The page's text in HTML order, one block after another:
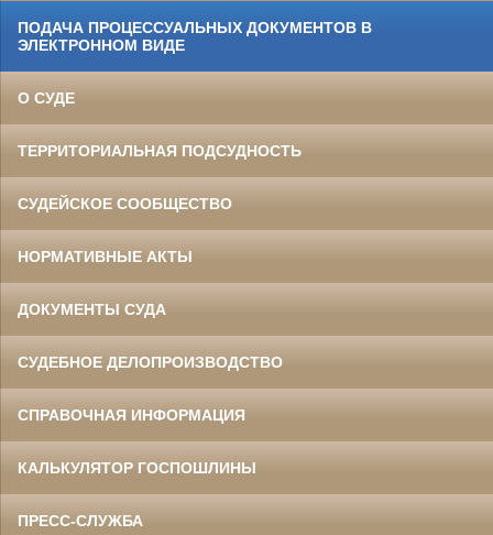
ПОДАЧА ПРОЦЕССУАЛЬНЫХ ДОКУМЕНТОВ В
ЭЛЕКТРОННОМ ВИДЕ
О СУДЕ
ТЕРРИТОРИАЛЬНАЯ ПОДСУДНОСТЬ
СУДЕЙСКОЕ СООБЩЕСТВО
НОРМАТИВНЫЕ АКТЫ
ДОКУМЕНТЫ СУДА
СУДЕБНОЕ ДЕЛОПРОИЗВОДСТВО
СПРАВОЧНАЯ ИНФОРМАЦИЯ
КАЛЬКУЛЯТОР ГОСПОШЛИНЫ
ПРЕСС-СЛУЖБА